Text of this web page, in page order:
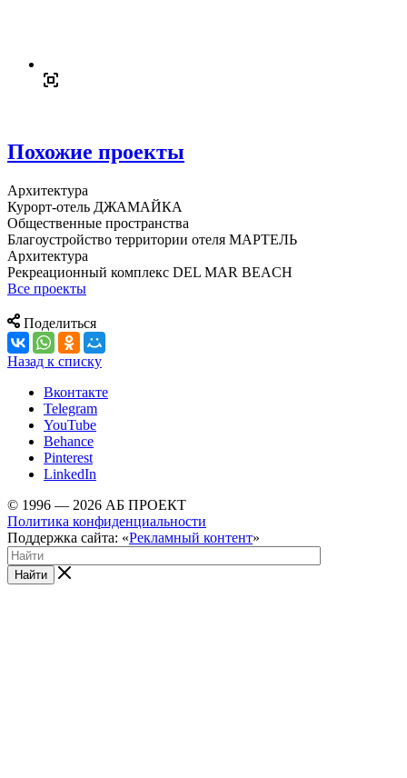
Похожие проекты
Архитектура
Курорт-отель ДЖАМАЙКА
Общественные пространства
Благоустройство территории отеля МАРТЕЛЬ
Архитектура
Рекреационный комплекс DEL MAR BEACH
Все проекты
Поделиться
Назад к списку
Вконтакте
Telegram
YouTube
Behance
Pinterest
LinkedIn
© 1996 — 2026 АБ ПРОЕКТ
Политика конфиденциальности
Поддержка сайта: «Рекламный контент»
Найти